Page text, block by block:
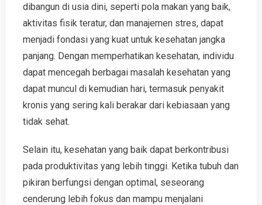
dibangun di usia dini, seperti pola makan yang baik,
aktivitas fisik teratur, dan manajemen stres, dapat
menjadi fondasi yang kuat untuk kesehatan jangka
panjang. Dengan memperhatikan kesehatan, individu
dapat mencegah berbagai masalah kesehatan yang
dapat muncul di kemudian hari, termasuk penyakit
kronis yang sering kali berakar dari kebiasaan yang
tidak sehat.
Selain itu, kesehatan yang baik dapat berkontribusi
pada produktivitas yang lebih tinggi. Ketika tubuh dan
pikiran berfungsi dengan optimal, seseorang
cenderung lebih fokus dan mampu menjalani